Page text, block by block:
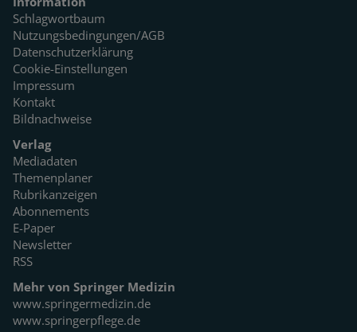
Schlagwortbaum
Nutzungsbedingungen/AGB
Datenschutzerklärung
Cookie-Einstellungen
Impressum
Kontakt
Bildnachweise
Verlag
Mediadaten
Themenplaner
Rubrikanzeigen
Abonnements
E-Paper
Newsletter
RSS
Mehr von Springer Medizin
www.springermedizin.de
www.springerpflege.de